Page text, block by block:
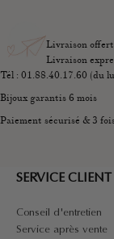
Livraison
Livraison
Tél : 01.88.40.17.60 (du
Bijoux garantis 6 mois
Paiement sécurisé & 3
SERVICE CLIENT
Conseil d'entretien
Service après vente